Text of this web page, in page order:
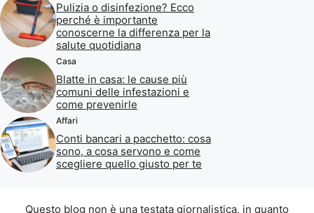
Pulizia o disinfezione? Ecco
perché è importante
conoscerne la differenza per la
salute quotidiana
Casa
Blatte in casa: le cause più
comuni delle infestazioni e
come prevenirle
Affari
Conti bancari a pacchetto: cosa
sono, a cosa servono e come
scegliere quello giusto per te
Questo blog non è una testata giornalistica, in quanto